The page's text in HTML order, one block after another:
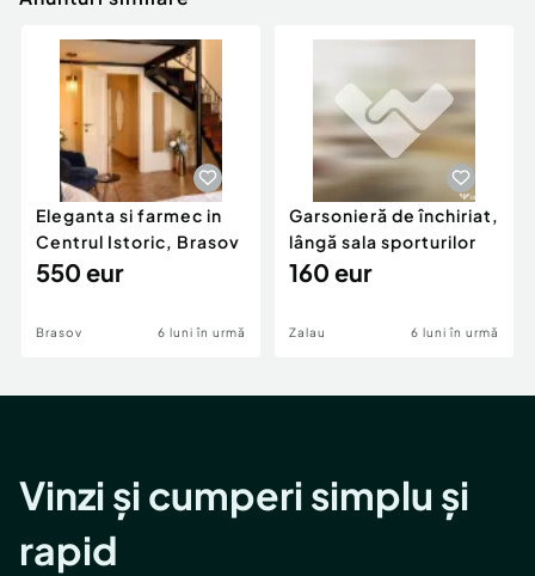
Eleganta si farmec in
Centrul Istoric, Brasov
550 eur
Brasov 6 luni în urmă
Garsonieră de închiriat,
lângă sala sporturilor
160 eur
Zalau 6 luni în urmă
Vinzi și cumperi simplu și
rapid